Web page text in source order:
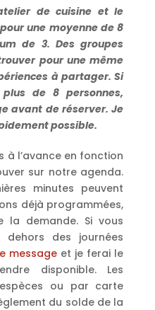
de cuisine et le
une moyenne de 8
de 3. Des groupes
pour une même
à partager. Si
de 8 personnes,
avant de réserver. Je
possible.
à l’avance en fonction
sur notre agenda.
minutes peuvent
déjà programmées,
la demande. Si vous
dehors des journées
messageet je ferai le
disponible. Les
ou par carte
du solde de la